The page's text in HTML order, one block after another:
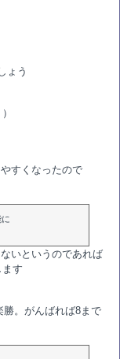
ょう
すくなったので
いというのであれば
す
勝。がんばれば8まで